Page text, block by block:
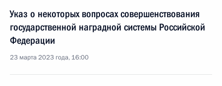
Указ о некоторых вопросах совершенствования
государственной наградной системы Российской
Федерации
23 марта 2023 года, 16:00